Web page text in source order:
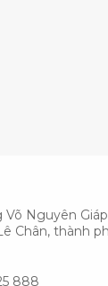
Nguyên
Chân, thành
888